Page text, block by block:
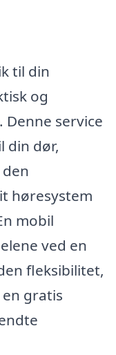
til din
og
service
din dør,
høresystem
mobil
ved en
fleksibilitet,
gratis